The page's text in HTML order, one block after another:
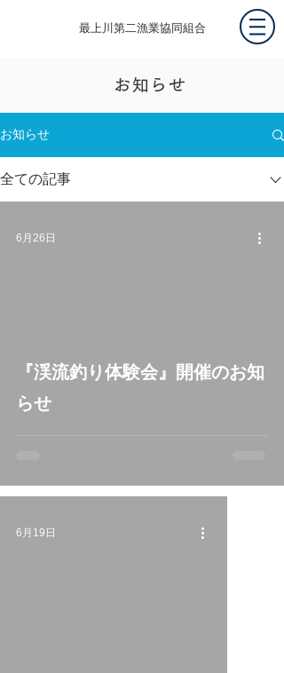
最上川第二漁業協同組合
お知らせ
お知らせ
全ての記事
『渓流釣り体験会』開催のお知
らせ
6月26日
6月19日